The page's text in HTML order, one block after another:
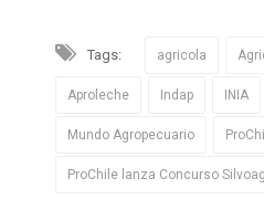
Tags: agricola
Aproleche Indap INIA
Mundo Agropecuario
ProChile lanza Concurso